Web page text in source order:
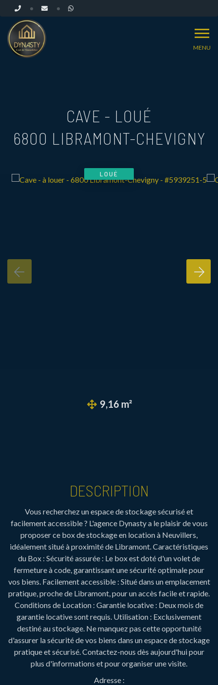
MENU
CAVE - LOUÉ
6800 LIBRAMONT-CHEVIGNY
LOUÉ
9,16 m²
DESCRIPTION
Vous recherchez un espace de stockage sécurisé et
facilement accessible ? L'agence Dynasty a le plaisir de vous
proposer ce box de stockage en location à Neuvillers,
idéalement situé à proximité de Libramont. Caractéristiques
du Box : Sécurité assurée : Le box est doté d'un volet de
fermeture à code, garantissant une sécurité optimale pour
vos biens. Facilement accessible : Situé dans un emplacement
pratique, proche de Libramont, pour un accès facile et rapide.
Conditions de Location : Garantie locative : Deux mois de
garantie locative sont requis. Utilisation : Exclusivement
destiné au stockage. Ne manquez pas cette opportunité
d'assurer la sécurité de vos biens dans un espace de stockage
pratique et sécurisé. Contactez-nous dès aujourd'hui pour
plus d'informations et pour organiser une visite.
Adresse :